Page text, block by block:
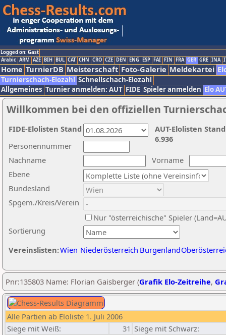
Logged on: Gast
Arabic ARM AZE BIH BUL CAT CHN CRO CZE DEN ENG ESP FAI FIN FRA GER GRE INA
Home TurnierDB Meisterschaft Foto-Galerie Meldekartei
Turnierschach-Elozahl Schnellschach-Elozahl
Allgemeines Turnier anmelden: AUT FIDE Spieler anmelden Elo
Willkommen bei den offiziellen
Nachname
Vorname
Ebene
Sortierung
Personennummer
Bundesland
Spgem./Kreis/Verein
Nur "österreichische" Spieler
Vereinslisten:Wien Niederösterreich Burgenland
AUT-Elolisten
6.936
FIDE-Elolisten Stand
Pnr:135803 Name: Florian Gaisberger (Grafik Elo-Zeitreihe,
Alle Partien ab Eloliste 1. Juli 2006
Siege mit Weiß:
31 Siege mit Schwarz: